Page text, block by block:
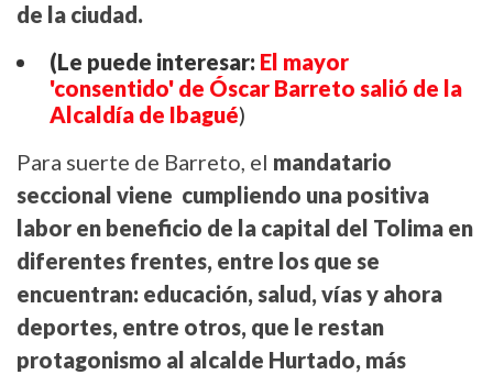
de la ciudad.
(Le puede interesar: El mayor
'consentido' de Óscar Barreto salió de la
Alcaldía de Ibagué)
Para suerte de Barreto, el mandatario
seccional viene cumpliendo una positiva
labor en beneficio de la capital del Tolima en
diferentes frentes, entre los que se
encuentran: educación, salud, vías y ahora
deportes, entre otros, que le restan
protagonismo al alcalde Hurtado, más